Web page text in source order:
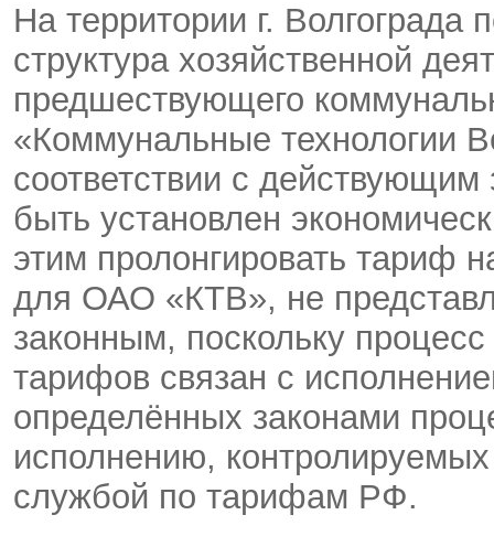
На территории г. Волгограда
структура хозяйственной
предшествующего
«Коммунальные технологии
соответствии с
быть установлен
этим пролонгировать тариф
для ОАО «КТВ», не
законным, поскольку процесс
тарифов связан с
определённых законами
исполнению,
службой по тарифам РФ.